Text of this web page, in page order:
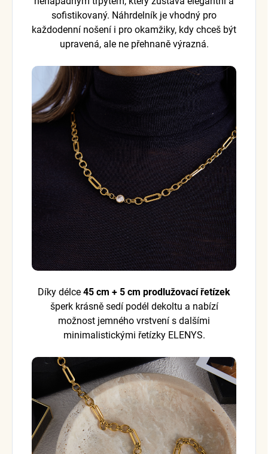
sofistikovaný. Náhrdelník je vhodný pro
každodenní nošení i pro okamžiky, kdy chceš být
upravená, ale ne přehnaně výrazná.
Díky délce 45 cm + 5 cm prodlužovací řetízek
šperk krásně sedí podél dekoltu a nabízí
možnost jemného vrstvení s dalšími
minimalistickými řetízky ELENYS.